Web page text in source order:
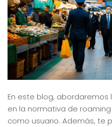
En este blog,
en la normativa de
como usuario. Además, te